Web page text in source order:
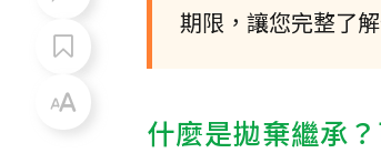
期限，讓您完整了
什麼是拋棄繼承